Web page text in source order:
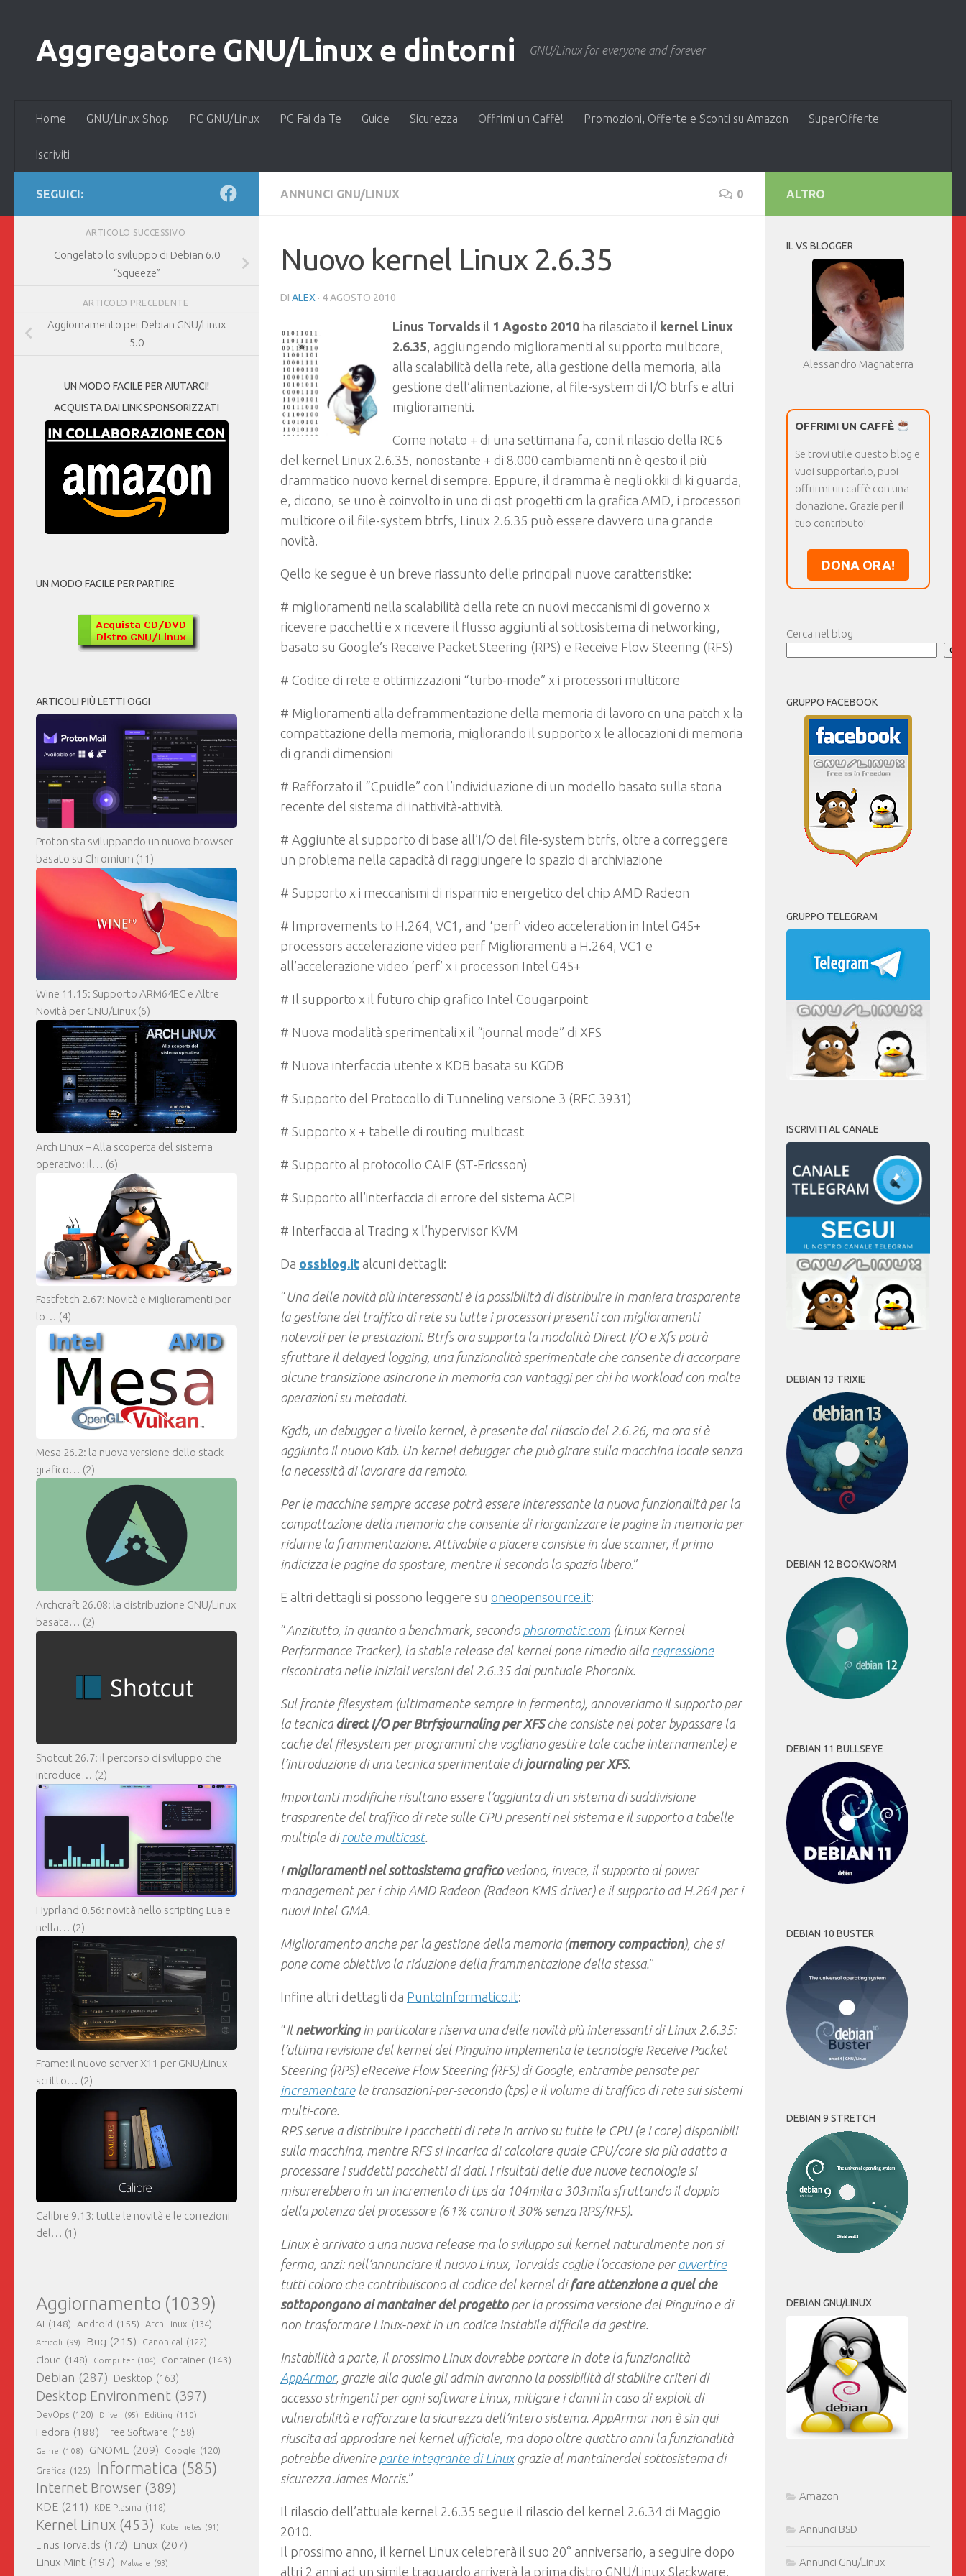
Aggregatore GNU/Linux e dintorni GNU/Linux for everyone and forever
Home GNU/Linux Shop PC GNU/Linux PC Fai da Te Guide Sicurezza Offrimi un Caffè! Promozioni, Offerte e Sconti su Amazon SuperOfferte
Iscriviti
ANNUNCI GNU/LINUX 0
Nuovo kernel Linux 2.6.35
DI ALEX · 4 AGOSTO 2010
Linus Torvalds il 1 Agosto 2010 ha rilasciato il kernel Linux
2.6.35, aggiungendo miglioramenti al supporto multicore,
alla scalabilità della rete, alla gestione della memoria, alla
gestione dell’alimentazione, al file-system di I/O btrfs e altri
miglioramenti.
Come notato + di una settimana fa, con il rilascio della RC6
del kernel Linux 2.6.35, nonostante + di 8.000 cambiamenti nn è qesto il più
drammatico nuovo kernel di sempre. Eppure, il dramma è negli okkii di ki guarda,
e, dicono, se uno è coinvolto in uno di qst progetti cm la grafica AMD, i processori
multicore o il file-system btrfs, Linux 2.6.35 può essere davvero una grande
novità.
Qello ke segue è un breve riassunto delle principali nuove caratteristike:
# miglioramenti nella scalabilità della rete cn nuovi meccanismi di governo x
ricevere pacchetti e x ricevere il flusso aggiunti al sottosistema di networking,
basato su Google’s Receive Packet Steering (RPS) e Receive Flow Steering (RFS)
# Codice di rete e ottimizzazioni “turbo-mode” x i processori multicore
# Miglioramenti alla deframmentazione della memoria di lavoro cn una patch x la
compattazione della memoria, migliorando il supporto x le allocazioni di memoria
di grandi dimensioni
# Rafforzato il “Cpuidle” con l’individuazione di un modello basato sulla storia
recente del sistema di inattività-attività.
# Aggiunte al supporto di base all’I/O del file-system btrfs, oltre a correggere
un problema nella capacità di raggiungere lo spazio di archiviazione
# Supporto x i meccanismi di risparmio energetico del chip AMD Radeon
# Improvements to H.264, VC1, and ‘perf’ video acceleration in Intel G45+
processors accelerazione video perf Miglioramenti a H.264, VC1 e
all’accelerazione video ‘perf’ x i processori Intel G45+
# Il supporto x il futuro chip grafico Intel Cougarpoint
# Nuova modalità sperimentali x il “journal mode” di XFS
# Nuova interfaccia utente x KDB basata su KGDB
# Supporto del Protocollo di Tunneling versione 3 (RFC 3931)
# Supporto x + tabelle di routing multicast
# Supporto al protocollo CAIF (ST-Ericsson)
# Supporto all’interfaccia di errore del sistema ACPI
# Interfaccia al Tracing x l’hypervisor KVM
Da ossblog.it alcuni dettagli:
“Una delle novità più interessanti è la possibilità di distribuire in maniera trasparente
la gestione del traffico di rete su tutte i processori presenti con miglioramenti
notevoli per le prestazioni. Btrfs ora supporta la modalità Direct I/O e Xfs potrà
sfruttare il delayed logging, una funzionalità sperimentale che consente di accorpare
alcune transizione asincrone in memoria con vantaggi per chi ha workload con molte
operazioni su metadati.
Kgdb, un debugger a livello kernel, è presente dal rilascio del 2.6.26, ma ora si è
aggiunto il nuovo Kdb. Un kernel debugger che può girare sulla macchina locale senza
la necessità di lavorare da remoto.
Per le macchine sempre accese potrà essere interessante la nuova funzionalità per la
compattazione della memoria che consente di riorganizzare le pagine in memoria per
ridurne la frammentazione. Attivabile a piacere consiste in due scanner, il primo
indicizza le pagine da spostare, mentre il secondo lo spazio libero.”
E altri dettagli si possono leggere su oneopensource.it:
“Anzitutto, in quanto a benchmark, secondo phoromatic.com (Linux Kernel
Performance Tracker), la stable release del kernel pone rimedio alla regressione
riscontrata nelle iniziali versioni del 2.6.35 dal puntuale Phoronix.
Sul fronte filesystem (ultimamente sempre in fermento), annoveriamo il supporto per
la tecnica direct I/O per Btrfsjournaling per XFSche consiste nel poter bypassare la
cache del filesystem per programmi che vogliano gestire tale cache internamente) e
l’introduzione di una tecnica sperimentale dijournaling per XFS.
Importanti modifiche risultano essere l’aggiunta di un sistema di suddivisione
trasparente del traffico di rete sulle CPU presenti nel sistema e il supporto a tabelle
multiple diroute multicast.
Imiglioramenti nel sottosistema graficovedono, invece, il supporto al power
management per i chip AMD Radeon (Radeon KMS driver) e il supporto ad H.264 per i
nuovi Intel GMA.
Miglioramento anche per la gestione della memoria (memory compaction), che si
pone come obiettivo la riduzione della frammentazione della stessa.”
Infine altri dettagli da PuntoInformatico.it:
“Il networkingin particolare riserva una delle novità più interessanti di Linux 2.6.35:
l’ultima revisione del kernel del Pinguino implementa le tecnologie Receive Packet
Steering (RPS) eReceive Flow Steering (RFS) di Google, entrambe pensate per
incrementarele transazioni-per-secondo (tps) e il volume di traffico di rete sui sistemi
multi-core.
RPS serve a distribuire i pacchetti di rete in arrivo su tutte le CPU (e i core) disponibili
sulla macchina, mentre RFS si incarica di calcolare quale CPU/core sia più adatto a
processare i suddetti pacchetti di dati. I risultati delle due nuove tecnologie si
misurerebbero in un incremento di tps da 104mila a 303mila sfruttando il doppio
della potenza del processore (61% contro il 30% senza RPS/RFS).
Linux è arrivato a una nuova release ma lo sviluppo sul kernel naturalmente non si
ferma, anzi: nell’annunciare il nuovo Linux, Torvalds coglie l’occasione per avvertire
tutti coloro che contribuiscono al codice del kernel difare attenzione a quel che
sottopongono ai mantainer del progettoper la prossima versione del Pinguino e di
non trasformare Linux-next in un codice instabile difficile da gestire.
Instabilità a parte, il prossimo Linux dovrebbe portare in dote la funzionalità
AppArmor, grazie alla quale gli admin avranno la possibilità di stabilire criteri di
accesso stringenti per ogni software Linux, mitigare i danni in caso di exploit di
vulnerabilità e rafforzare la sicurezza dell’intero sistema. AppArmor non è sin qui
riuscita ad approdare nel kernel ufficiale, ma dopo oltre quattro anni la funzionalità
potrebbe divenire parte integrante di Linuxgrazie al mantainerdel sottosistema di
sicurezza James Morris.”
Il rilascio dell’attuale kernel 2.6.35 segue il rilascio del kernel 2.6.34 di Maggio
2010.
Il prossimo anno, il kernel Linux celebrerà il suo 20° anniversario, a seguire dopo
altri 2 anni ad un simile traguardo arriverà la prima distro GNU/Linux Slackware.
SEGUICI:
ARTICOLO SUCCESSIVO
Congelato lo sviluppo di Debian 6.0
“Squeeze”
ARTICOLO PRECEDENTE
Aggiornamento per Debian GNU/Linux
5.0
UN MODO FACILE PER AIUTARCI!
ACQUISTA DAI LINK SPONSORIZZATI
UN MODO FACILE PER PARTIRE
ARTICOLI PIÙ LETTI OGGI
Proton sta sviluppando un nuovo browser
basato su Chromium (11)
Wine 11.15: Supporto ARM64EC e Altre
Novità per GNU/Linux (6)
Arch Linux – Alla scoperta del sistema
operativo: il… (6)
Fastfetch 2.67: Novità e Miglioramenti per
lo… (4)
Mesa 26.2: la nuova versione dello stack
grafico… (2)
Archcraft 26.08: la distribuzione GNU/Linux
basata… (2)
Shotcut 26.7: il percorso di sviluppo che
introduce… (2)
Hyprland 0.56: novità nello scripting Lua e
nella… (2)
Frame: il nuovo server X11 per GNU/Linux
scritto… (2)
Calibre 9.13: tutte le novità e le correzioni
del… (1)
Aggiornamento (1039)
AI (148) Android (155) Arch Linux (134)
Articoli (99) Bug (215) Canonical (122)
Cloud (148) Computer (104) Container (143)
Debian (287) Desktop (163)
Desktop Environment (397)
DevOps (120) Driver (95) Editing (110)
Fedora (188) Free Software (158)
Game (108) GNOME (209) Google (120)
Grafica (125) Informatica (585)
Internet Browser (389)
KDE (211) KDE Plasma (118)
Kernel Linux (453) Kubernetes (91)
Linus Torvalds (172) Linux (207)
Linux Mint (197) Malware (93)
ALTRO
IL VS BLOGGER
Alessandro Magnaterra
OFFRIMI UN CAFFÈ
Se trovi utile questo blog e
vuoi supportarlo, puoi
offrirmi un caffè con una
donazione. Grazie per il
tuo contributo!
DONA ORA!
Cerca nel blog
GRUPPO FACEBOOK
GRUPPO TELEGRAM
ISCRIVITI AL CANALE
DEBIAN 13 TRIXIE
DEBIAN 12 BOOKWORM
DEBIAN 11 BULLSEYE
DEBIAN 10 BUSTER
DEBIAN 9 STRETCH
DEBIAN GNU/LINUX
Amazon
Annunci BSD
Annunci Gnu/Linux